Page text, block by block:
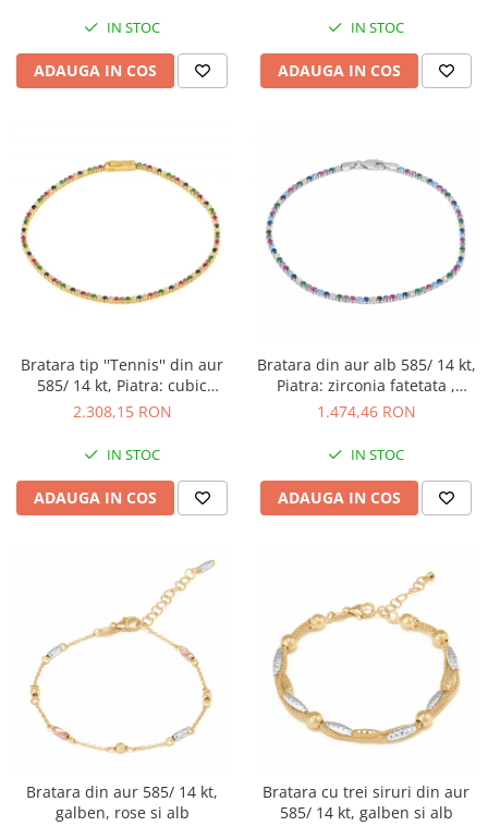
IN STOC
ADAUGA IN COS
IN STOC
ADAUGA IN COS
Bratara tip ''Tennis'' din aur
585/ 14 kt, Piatra: cubic
zirconia, Culoare: multicolor
2.308,15 RON
IN STOC
ADAUGA IN COS
Bratara din aur alb 585/ 14 kt,
Piatra: zirconia fatetata ,
Culoare: multicolor,
1.474,46 RON
IN STOC
ADAUGA IN COS
Bratara din aur 585/ 14 kt,
galben, rose si alb
Bratara cu trei siruri din aur
585/ 14 kt, galben si alb